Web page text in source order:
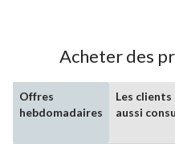
Acheter des
Offres
hebdomadaires
Les
aussi